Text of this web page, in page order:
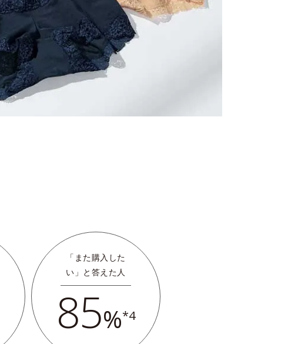
「また購入した
い」と答えた人
85%*4